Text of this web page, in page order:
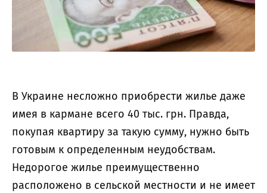
В Украине несложно приобрести жилье даже
имея в кармане всего 40 тыс. грн. Правда,
покупая квартиру за такую сумму, нужно быть
готовым к определенным неудобствам.
Недорогое жилье преимущественно
расположено в сельской местности и не имеет